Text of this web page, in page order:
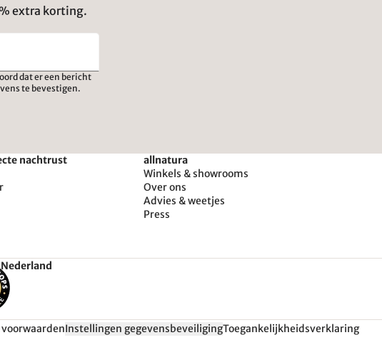
extra korting.
dat er een bericht
te bevestigen.
nachtrust
allnatura
Winkels & showrooms
Over ons
Advies & weetjes
Press
Instellingen gegevensbeveiligingToegankelijkheidsverklaring